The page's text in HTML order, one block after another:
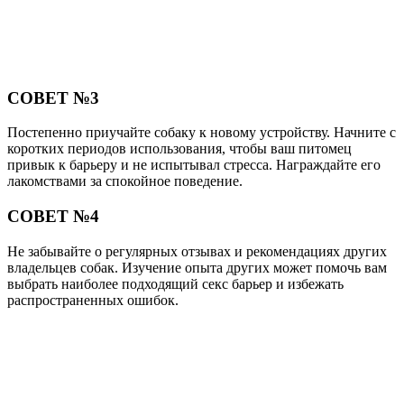
СОВЕТ №3
Постепенно приучайте собаку к новому устройству. Начните с
коротких периодов использования, чтобы ваш питомец
привык к барьеру и не испытывал стресса. Награждайте его
лакомствами за спокойное поведение.
СОВЕТ №4
Не забывайте о регулярных отзывах и рекомендациях других
владельцев собак. Изучение опыта других может помочь вам
выбрать наиболее подходящий секс барьер и избежать
распространенных ошибок.